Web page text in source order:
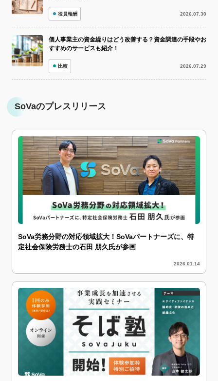
役員報酬 2026.07.30
個人事業主の資金繰りはどう改善する？資金調達の手段やお
すすめのサービスも紹介！
比較 2026.07.29
SoVaのプレスリリース
SoVa労務分野の対応領域拡大！SoVaパートナーズに、特
定社会保険労務士の石田 朋久氏が参画
2026.01.14